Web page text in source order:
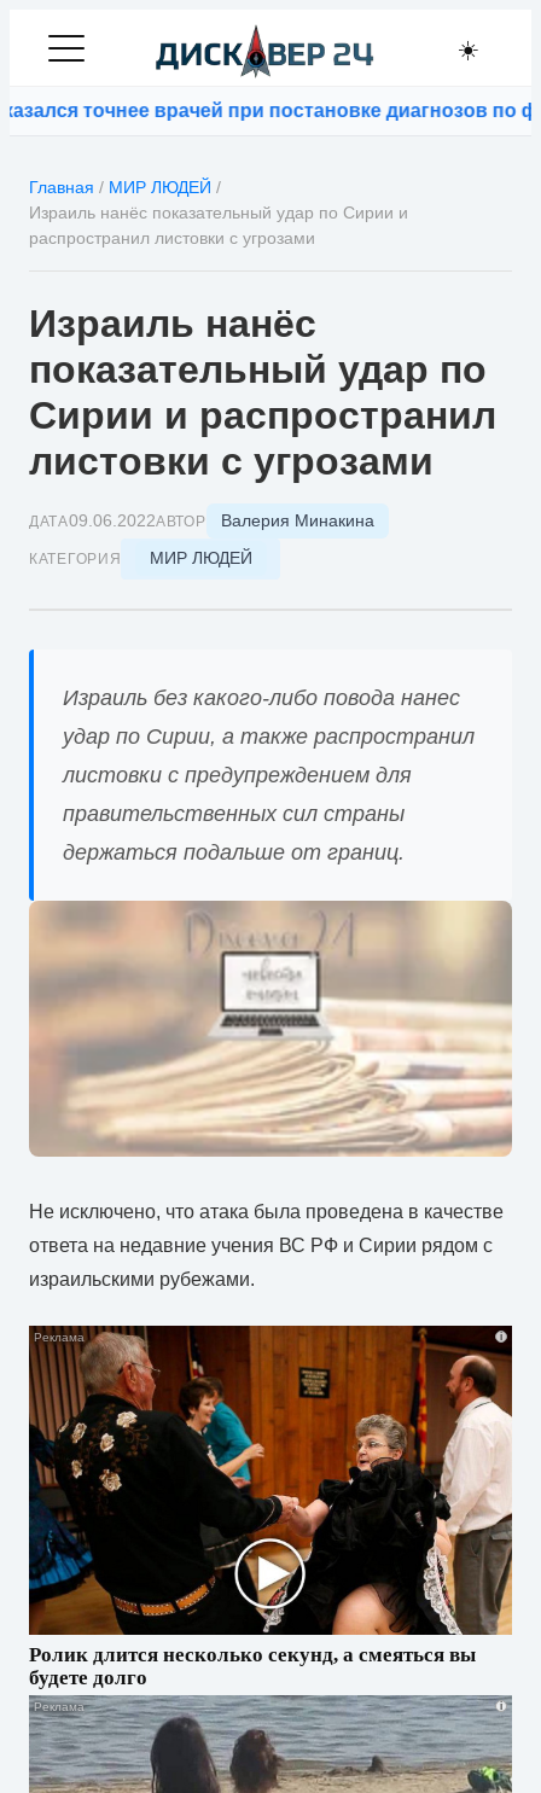
☀️
точнее врачей при постановке диагнозов по
Главная / МИР ЛЮДЕЙ /
Израиль нанёс показательный удар по Сирии и
распространил листовки с угрозами
Израиль нанёс
показательный удар по
Сирии и распространил
листовки с угрозами
ДАТА09.06.2022АВТОР Валерия Минакина
КАТЕГОРИЯ МИР ЛЮДЕЙ
Израиль без какого-либо повода нанес
удар по Сирии, а также распространил
листовки с предупреждением для
правительственных сил страны
держаться подальше от границ.
Не исключено, что атака была проведена в качестве
ответа на недавние учения ВС РФ и Сирии рядом с
израильскими рубежами.
i
Ролик длится несколько секунд, а смеяться вы
будете долго
i